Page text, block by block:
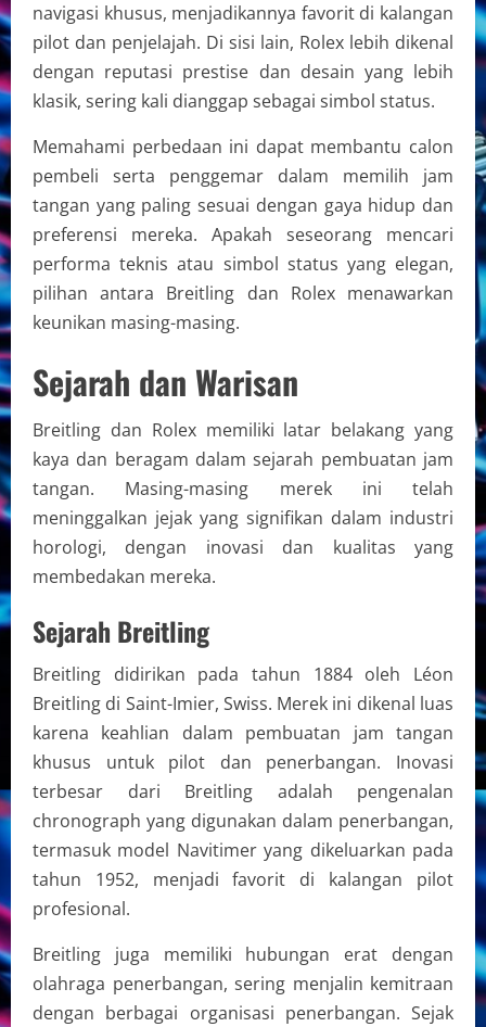
navigasi khusus, menjadikannya favorit di kalangan
pilot dan penjelajah. Di sisi lain, Rolex lebih dikenal
dengan reputasi prestise dan desain yang lebih
klasik, sering kali dianggap sebagai simbol status.
Memahami perbedaan ini dapat membantu calon
pembeli serta penggemar dalam memilih jam
tangan yang paling sesuai dengan gaya hidup dan
preferensi mereka. Apakah seseorang mencari
performa teknis atau simbol status yang elegan,
pilihan antara Breitling dan Rolex menawarkan
keunikan masing-masing.
Sejarah dan Warisan
Breitling dan Rolex memiliki latar belakang yang
kaya dan beragam dalam sejarah pembuatan jam
tangan. Masing-masing merek ini telah
meninggalkan jejak yang signifikan dalam industri
horologi, dengan inovasi dan kualitas yang
membedakan mereka.
Sejarah Breitling
Breitling didirikan pada tahun 1884 oleh Léon
Breitling di Saint-Imier, Swiss. Merek ini dikenal luas
karena keahlian dalam pembuatan jam tangan
khusus untuk pilot dan penerbangan. Inovasi
terbesar dari Breitling adalah pengenalan
chronograph yang digunakan dalam penerbangan,
termasuk model Navitimer yang dikeluarkan pada
tahun 1952, menjadi favorit di kalangan pilot
profesional.
Breitling juga memiliki hubungan erat dengan
olahraga penerbangan, sering menjalin kemitraan
dengan berbagai organisasi penerbangan. Sejak